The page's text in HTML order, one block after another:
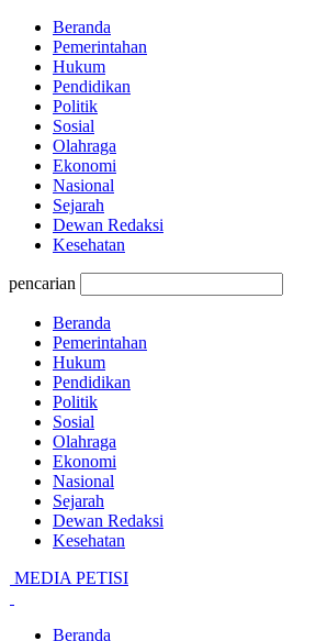
Beranda
Pemerintahan
Hukum
Pendidikan
Politik
Sosial
Olahraga
Ekonomi
Nasional
Sejarah
Dewan Redaksi
Kesehatan
pencarian
Beranda
Pemerintahan
Hukum
Pendidikan
Politik
Sosial
Olahraga
Ekonomi
Nasional
Sejarah
Dewan Redaksi
Kesehatan
MEDIA PETISI
Beranda